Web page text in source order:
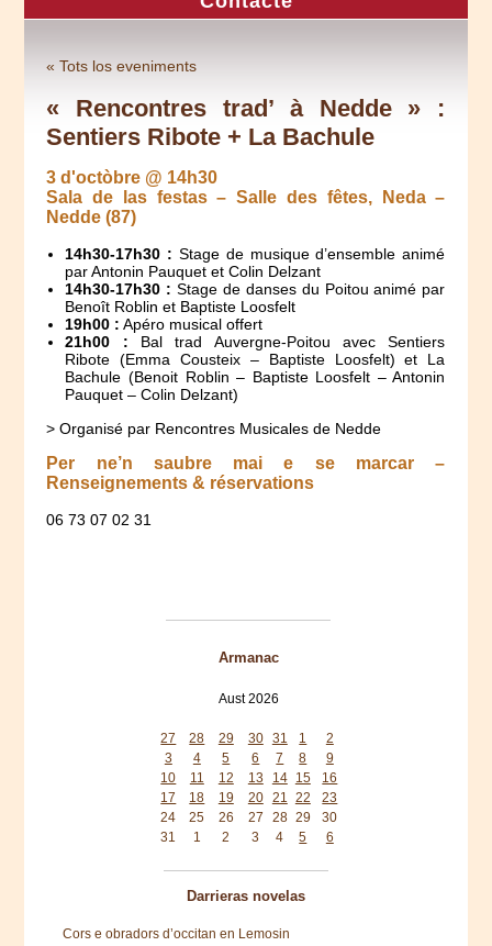
« Tots los eveniments
« Rencontres trad’ à Nedde » :
Sentiers Ribote + La Bachule
3 d'octòbre @ 14h30
Sala de las festas – Salle des fêtes, Neda –
Nedde (87)
14h30-17h30 : Stage de musique d’ensemble animé
par Antonin Pauquet et Colin Delzant
14h30-17h30 : Stage de danses du Poitou animé par
Benoît Roblin et Baptiste Loosfelt
19h00 : Apéro musical offert
21h00 : Bal trad Auvergne-Poitou avec Sentiers
Ribote (Emma Cousteix – Baptiste Loosfelt) et La
Bachule (Benoit Roblin – Baptiste Loosfelt – Antonin
Pauquet – Colin Delzant)
> Organisé par Rencontres Musicales de Nedde
Per ne’n saubre mai e se marcar –
Renseignements & réservations
06 73 07 02 31
Armanac
Aust 2026
27
28 29 30 31 1
2
3
4 5 6 7 8
9
10
11 12 13 14 15
16
17
18 19 20 21 22
23
24
25 26 27 28 29
30
31
1 2 3 4 5 6
Darrieras novelas
Cors e obradors d’occitan en Lemosin